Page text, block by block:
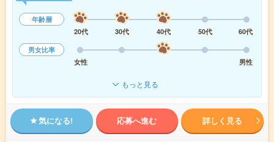
年齢層
20代
30代 40代 50代
60代
男女比率
女性
男性
もっと見る
気になる! 応募へ進む 詳しく見る